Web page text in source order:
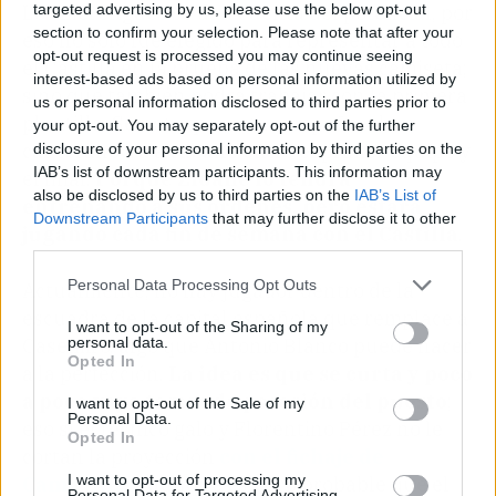
targeted advertising by us, please use the below opt-out
section to confirm your selection. Please note that after your
opt-out request is processed you may continue seeing
interest-based ads based on personal information utilized by
us or personal information disclosed to third parties prior to
your opt-out. You may separately opt-out of the further
disclosure of your personal information by third parties on the
IAB’s list of downstream participants. This information may
also be disclosed by us to third parties on the IAB’s List of
Downstream Participants that may further disclose it to other
Personal Data Processing Opt Outs
I want to opt-out of the Sharing of my
personal data.
Opted In
I want to opt-out of the Sale of my
Personal Data.
Opted In
I want to opt-out of processing my
Los merengues se dan cuenta del potencial, por
eso no solo fue elegido para representar a todo
el Castilla en la prueba de las nuevas camiseta;
sino que también podrá trabajar con la primera
plantilla. Se nota que esta campaña, el
canterano irá a caballo entre el primer equipo y
el filial.Porque Zidane lo tendrá
entrenando a sus órdenes, pero estará
jugando cada fin de semana con el Castilla
Actualmente, no hay jugador dentro de la
escuadra de la capital española que remplace a
Casemiro, algo que Antonio Blanco puede hacer
a la perfección.
a poco vaya tomando posesión del puesto
eso si el técnico galo y Florentino Pérez no le
Camavinga, aunque es poco probable que el